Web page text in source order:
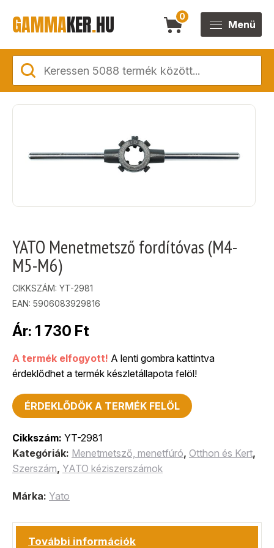
GAMMAKER.HU 0
Menü
YATO Menetmetsző fordítóvas (M4-
M5-M6)
CIKKSZÁM: YT-2981
EAN: 5906083929816
Ár: 1 730 Ft
A termék elfogyott! A lenti gombra kattintva
érdeklődhet a termék készletállapota felöl!
ÉRDEKLŐDÖK A TERMÉK FELÖL
Cikkszám: YT-2981
Kategóriák: Menetmetsző, menetfúró, Otthon és Kert,
Szerszám, YATO kéziszerszámok
Márka: Yato
További információk